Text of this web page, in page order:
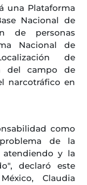
una Plataforma
Nacional de
de personas
Nacional de
de
del campo de
narcotráfico en
como
de la
atendiendo y la
declaró este
Claudia